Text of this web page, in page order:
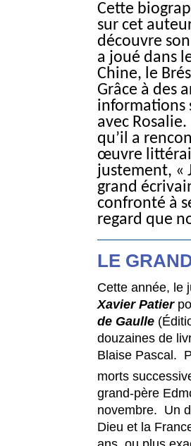
Cette
sur cet
découvre
a joué dans
Chine, le
Grâce à des
informations
avec
qu’il a
œuvre
justement, «
grand
confronté à
regard que
LE
Cette année, le
Xavier Patier
de Gaulle
douzaines de
Blaise Pascal.
morts
grand-père
novembre. Un
Dieu et la